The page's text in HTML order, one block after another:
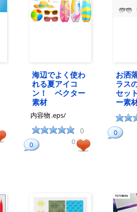
海辺でよく使わ
れる夏アイコ
ン！ ベクター
素材
内容物 .eps/
0
0 0
お洒
ラス
セッ
ー素
0